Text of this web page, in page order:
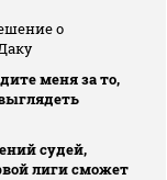
о
меня за то,
судей,
лиги сможет